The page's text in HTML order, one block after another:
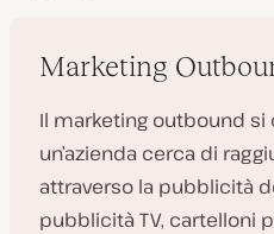
Marketing
Il marketing outbound
un’azienda cerca di
attraverso la pubblicità
pubblicità TV, cartelloni